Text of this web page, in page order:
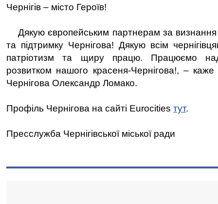
Чернігів – місто Героїв!
Дякую європейським партнерам за визнання
та підтримку Чернігова! Дякую всім
патріотизм та щиру працю. Працюємо
розвитком нашого красеня-Чернігова!, – каже
Чернігова Олександр Ломако.
Профіль Чернігова на сайті Eurocities тут.
Пресслужба Чернігівської міської ради